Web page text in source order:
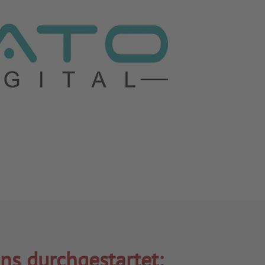
durchgestartet: